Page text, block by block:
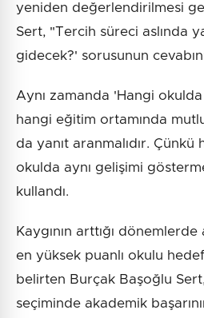
yeniden değerlendirilmesi
Sert, "Tercih süreci aslında
gidecek?' sorusunun
Aynı zamanda 'Hangi
hangi eğitim ortamında
da yanıt aranmalıdır. Çünkü
okulda aynı gelişimi
kullandı.
Kaygının arttığı
en yüksek puanlı okulu
belirten Burçak Başoğlu
seçiminde akademik